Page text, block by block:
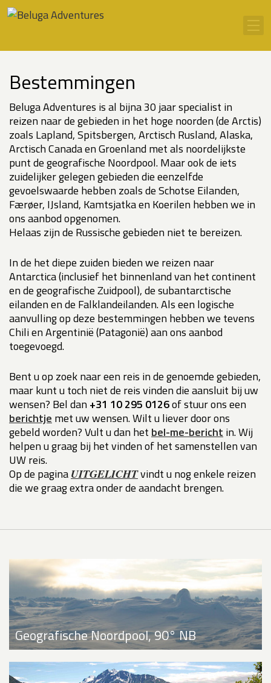
Ga naar inhoud
Bestemmingen
Beluga Adventures is al bijna 30 jaar specialist in
reizen naar de gebieden in het hoge noorden (de Arctis)
zoals Lapland, Spitsbergen, Arctisch Rusland, Alaska,
Arctisch Canada en Groenland met als noordelijkste
punt de geografische Noordpool. Maar ook de iets
zuidelijker gelegen gebieden die eenzelfde
gevoelswaarde hebben zoals de Schotse Eilanden,
Færøer, IJsland, Kamtsjatka en Koerilen hebben we in
ons aanbod opgenomen.
Helaas zijn de Russische gebieden niet te bereizen.
In de het diepe zuiden bieden we reizen naar
Antarctica (inclusief het binnenland van het continent
en de geografische Zuidpool), de subantarctische
eilanden en de Falklandeilanden. Als een logische
aanvulling op deze bestemmingen hebben we tevens
Chili en Argentinië (Patagonië) aan ons aanbod
toegevoegd.
Bent u op zoek naar een reis in de genoemde gebieden,
maar kunt u toch niet de reis vinden die aansluit bij uw
wensen? Bel dan +31 10 295 0126of stuur ons een
berichtje met uw wensen. Wilt u liever door ons
gebeld worden? Vult u dan het bel-me-bericht in. Wij
helpen u graag bij het vinden of het samenstellen van
UW reis.
Op de pagina UITGELICHTvindt u nog enkele reizen
die we graag extra onder de aandacht brengen.
Geografische Noordpool, 90° NB